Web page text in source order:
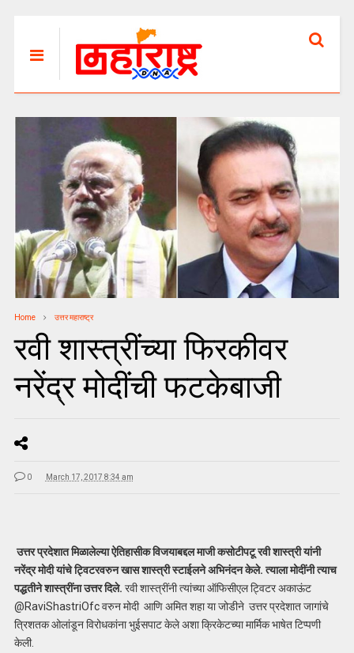
Home उत्तर महाराष्ट्र
रवी शास्त्रींच्या फिरकीवर
नरेंद्र मोदींची फटकेबाजी
0 March 17, 2017 8:34 am
उत्तर प्रदेशात मिळालेल्या ऐतिहासीक विजयाबद्दल माजी कसोटीपटू रवी शास्त्री यांनी
नरेंद्र मोदी यांचे ट्विटरवरुन खास शास्त्री स्टाईलने अभिनंदन केले. त्याला मोदींनी त्याच
पद्धतीने शास्त्रींना उत्तर दिले. रवी शास्त्रींनी त्यांच्या ऑफिसीएल ट्विटर अकाऊंट
@RaviShastriOfc वरुन मोदी आणि अमित शहा या जोडीने उत्तर प्रदेशात जागांचे
त्रिशतक ओलांडून विरोधकांना भुईसपाट केले अशा क्रिकेटच्या मार्मिक भाषेत टिप्पणी
केली.